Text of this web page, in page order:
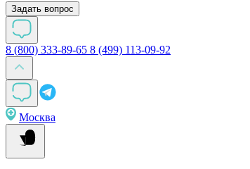
Задать вопрос
8 (800) 333-89-65 8 (499) 113-09-92
Москва